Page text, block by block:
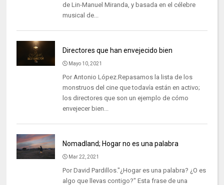
de Lin-Manuel Miranda, y basada en el célebre
musical de...
Directores que han envejecido bien
Mayo 10, 2021
Por Antonio López.Repasamos la lista de los
monstruos del cine que todavía están en activo;
los directores que son un ejemplo de cómo
envejecer bien...
Nomadland; Hogar no es una palabra
Mar 22, 2021
Por David Pardillos."¿Hogar es una palabra? ¿O es
algo que llevas contigo?" Esta frase de una